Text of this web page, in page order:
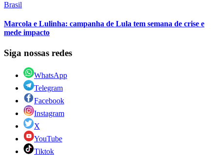
Brasil
Marcola e Lulinha: campanha de Lula tem semana de crise e
mede impacto
Siga nossas redes
WhatsApp
Telegram
Facebook
Instagram
X
YouTube
Tiktok